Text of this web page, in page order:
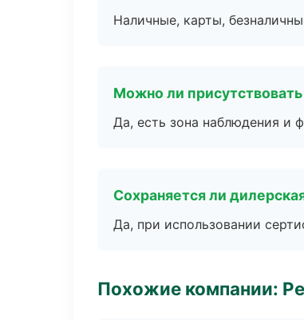
Наличные, карты,
Можно ли
Да, есть зона наблюдения и
Сохраняется ли
Да, при использовании
Похожие компании: